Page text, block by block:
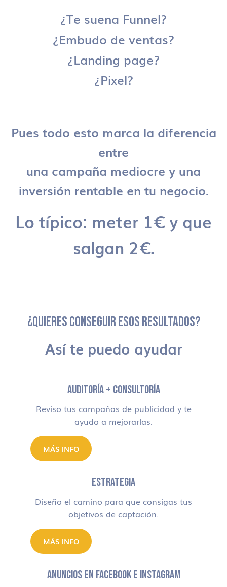
¿Te suena Funnel?
¿Embudo de ventas?
¿Landing page?
¿Pixel?
Pues todo esto marca la diferencia
entre
una campaña mediocre y una
inversión rentable en tu negocio.
Lo típico: meter 1€ y que
salgan 2€.
¿QUIERES CONSEGUIR ESOS RESULTADOS?
Así te puedo ayudar
AUDITORÍA + CONSULTORÍA
Reviso tus campañas de publicidad y te
ayudo a mejorarlas.
MÁS INFO
ESTRATEGIA
Diseño el camino para que consigas tus
objetivos de captación.
MÁS INFO
ANUNCIOS EN FACEBOOK E INSTAGRAM